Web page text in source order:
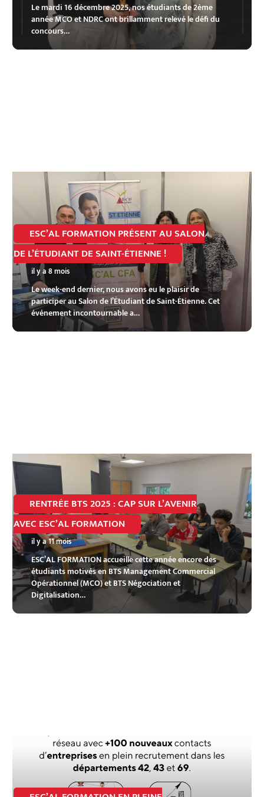
Le mardi 16 décembre 2025, nos étudiants de 2ème
année MCO et NDRC ont brillamment relevé le défi du
concours…
ESC’AL FORMATION PRÉSENT AU SALON
DE L’ÉTUDIANT DE SAINT-ÉTIENNE !
il y a 8 mois
Le week-end dernier, nous avons eu le plaisir de
participer au Salon de l’Étudiant de Saint-Étienne. Cet
événement incontournable a…
RENTRÉE BTS 2025 : CAP SUR L’AVENIR
AVEC ESC’AL FORMATION
il y a 11 mois
ESC’AL FORMATION accueille cette année encore des
étudiants motivés en BTS Management Commercial
Opérationnel (MCO) et BTS Négociation et
Digitalisation…